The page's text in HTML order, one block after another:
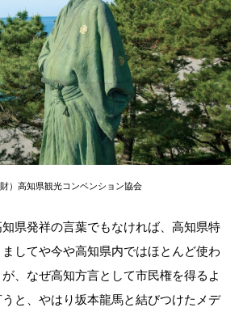
）高知県観光コンベンション協会
県発祥の言葉でもなければ、高知県特
してや今や高知県内ではほとんど使わ
、なぜ高知方言として市民権を得るよ
と、やはり坂本龍馬と結びつけたメデ